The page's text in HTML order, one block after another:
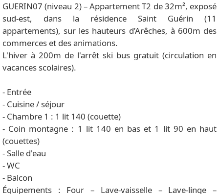
GUERIN07 (niveau 2) – Appartement T2 de 32m², exposé
sud-est, dans la résidence Saint Guérin (11
appartements), sur les hauteurs d’Arêches, à 600m des
commerces et des animations.
L'hiver à 200m de l'arrêt ski bus gratuit (circulation en
vacances scolaires).
- Entrée
- Cuisine / séjour
- Chambre 1 : 1 lit 140 (couette)
- Coin montagne : 1 lit 140 en bas et 1 lit 90 en haut
(couettes)
- Salle d'eau
- WC
- Balcon
Équipements : Four – Lave-vaisselle – Lave-linge –